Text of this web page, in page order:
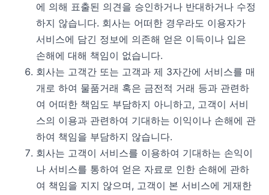
에 의해 표출된 의견을 승인하거나 반대하거나 수정
하지 않습니다. 회사는 어떠한 경우라도 이용자가
서비스에 담긴 정보에 의존해 얻은 이득이나 입은
손해에 대해 책임이 없습니다.
회사는 고객간 또는 고객과 제 3자간에 서비스를 매
개로 하여 물품거래 혹은 금전적 거래 등과 관련하
여 어떠한 책임도 부담하지 아니하고, 고객이 서비
스의 이용과 관련하여 기대하는 이익이나 손해에 관
하여 책임을 부담하지 않습니다.
회사는 고객이 서비스를 이용하여 기대하는 손익이
나 서비스를 통하여 얻은 자료로 인한 손해에 관하
여 책임을 지지 않으며, 고객이 본 서비스에 게재한